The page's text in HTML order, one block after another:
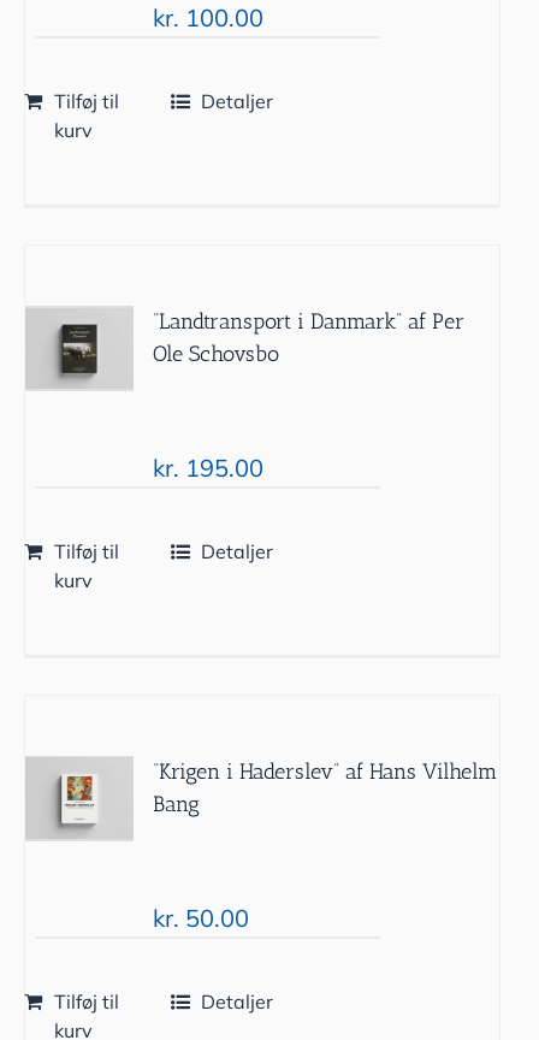
kr. 100.00
Tilføj til
kurv
Detaljer
“Landtransport i Danmark” af Per
Ole Schovsbo
kr. 195.00
Tilføj til
kurv
Detaljer
“Krigen i Haderslev” af Hans Vilhelm
Bang
kr. 50.00
Tilføj til
kurv
Detaljer